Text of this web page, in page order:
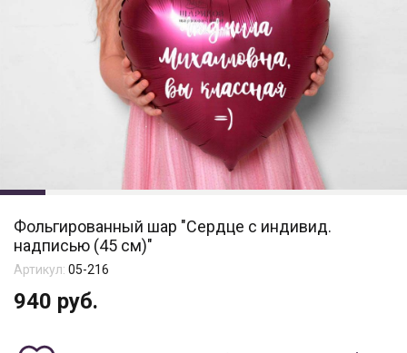
Фольгированный шар "Сердце с индивид.
надписью (45 см)"
Артикул: 05-216
940 руб.